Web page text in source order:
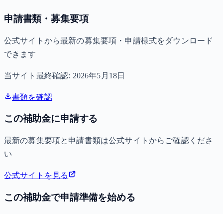
申請書類・募集要項
公式サイトから最新の募集要項・申請様式をダウンロード
できます
当サイト最終確認: 2026年5月18日
書類を確認
この補助金に申請する
最新の募集要項と申請書類は公式サイトからご確認くださ
い
公式サイトを見る
この補助金で申請準備を始める